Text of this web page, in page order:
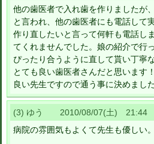
他の歯医者で入れ歯を作りましたが
と言われ、他の歯医者にも電話して
作り直したいと言って何軒も電話し
てくれませんでした。娘の紹介で行
ぴったり合うように直して貰い丁寧
とても良い歯医者さんだと思います
良い先生ですので通う事に決めました
(3) ゆう 2010/08/07(土) 21:44
病院の雰囲気もよくて先生も優しい